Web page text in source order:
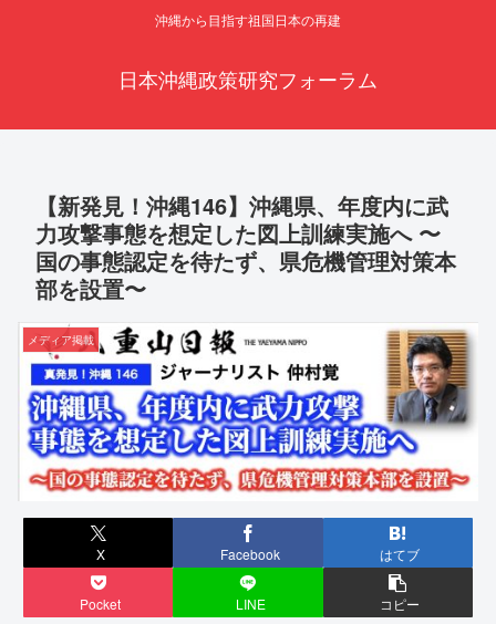
沖縄から目指す祖国日本の再建
日本沖縄政策研究フォーラム
【新発見！沖縄146】沖縄県、年度内に武
力攻撃事態を想定した図上訓練実施へ 〜
国の事態認定を待たず、県危機管理対策本
部を設置〜
メディア掲載
X Facebook はてブ
Pocket LINE コピー